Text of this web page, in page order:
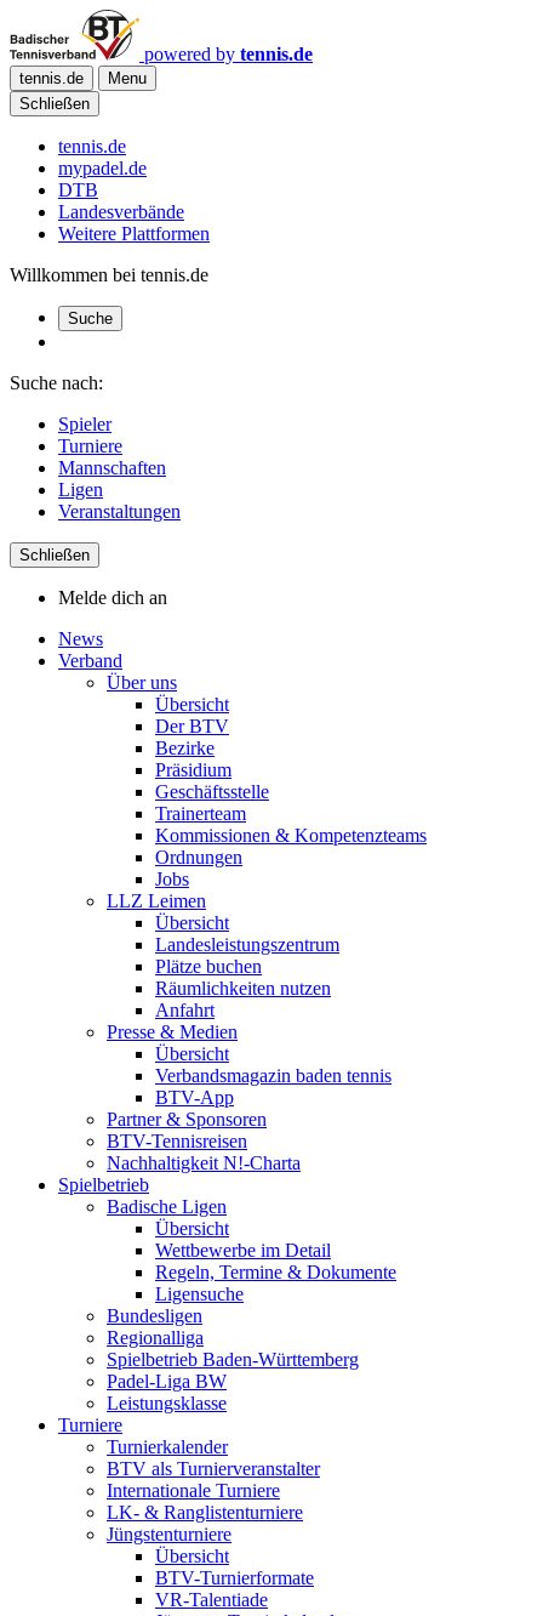
powered by tennis.de
tennis.de
Menu
Schließen
tennis.de
mypadel.de
DTB
Landesverbände
Weitere Plattformen
Willkommen bei tennis.de
Suche
Suche nach:
Spieler
Turniere
Mannschaften
Ligen
Veranstaltungen
Schließen
Melde dich an
News
Verband
Über uns
Übersicht
Der BTV
Bezirke
Präsidium
Geschäftsstelle
Trainerteam
Kommissionen & Kompetenzteams
Ordnungen
Jobs
LLZ Leimen
Übersicht
Landesleistungszentrum
Plätze buchen
Räumlichkeiten nutzen
Anfahrt
Presse & Medien
Übersicht
Verbandsmagazin baden tennis
BTV-App
Partner & Sponsoren
BTV-Tennisreisen
Nachhaltigkeit N!-Charta
Spielbetrieb
Badische Ligen
Übersicht
Wettbewerbe im Detail
Regeln, Termine & Dokumente
Ligensuche
Bundesligen
Regionalliga
Spielbetrieb Baden-Württemberg
Padel-Liga BW
Leistungsklasse
Turniere
Turnierkalender
BTV als Turnierveranstalter
Internationale Turniere
LK- & Ranglistenturniere
Jüngstenturniere
Übersicht
BTV-Turnierformate
VR-Talentiade